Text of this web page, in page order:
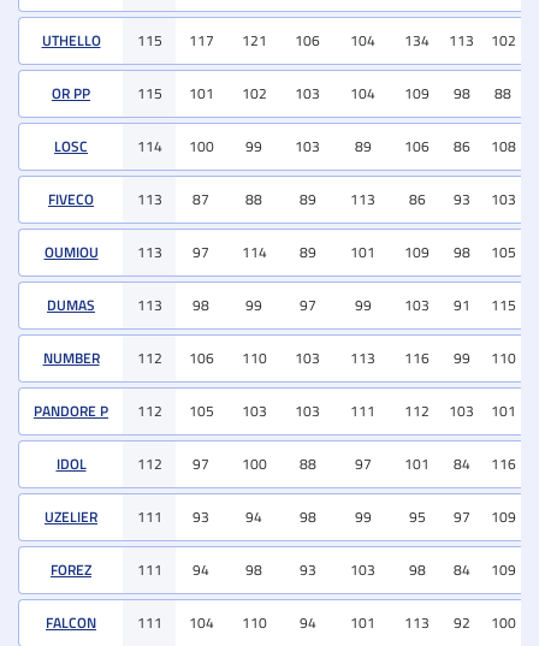
UTHELLO 115 117 121 106 104 134 113 102
OR PP 115 101 102 103 104 109 98 88
LOSC 114 100 99 103 89 106 86 108
FIVECO 113 87 88 89 113 86 93 103
OUMIOU 113 97 114 89 101 109 98 105
DUMAS 113 98 99 97 99 103 91 115
NUMBER 112 106 110 103 113 116 99 110
PANDORE P 112 105 103 103 111 112 103 101
IDOL 112 97 100 88 97 101 84 116
UZELIER 111 93 94 98 99 95 97 109
FOREZ 111 94 98 93 103 98 84 109
FALCON 111 104 110 94 101 113 92 100